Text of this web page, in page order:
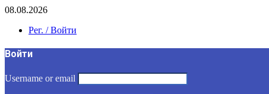
08.08.2026
Рег. / Войти
Войти
Username or email